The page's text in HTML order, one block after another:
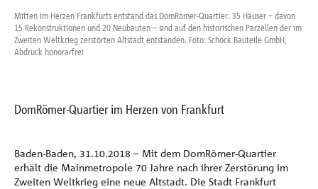
Unternehmen
Mitten im Herzen Frankfurts entstand das DomRömer-Quartier. 35 Häuser – davon
15 Rekonstruktionen und 20 Neubauten – sind auf den historischen Parzellen der im
Zweiten Weltkrieg zerstörten Altstadt entstanden. Foto: Schöck Bauteile GmbH,
Abdruck honorarfrei
DomRömer-Quartier im Herzen von Frankfurt
Baden-Baden, 31.10.2018 – Mit dem DomRömer-Quartier
erhält die Mainmetropole 70 Jahre nach ihrer Zerstörung im
Zweiten Weltkrieg eine neue Altstadt. Die Stadt Frankfurt